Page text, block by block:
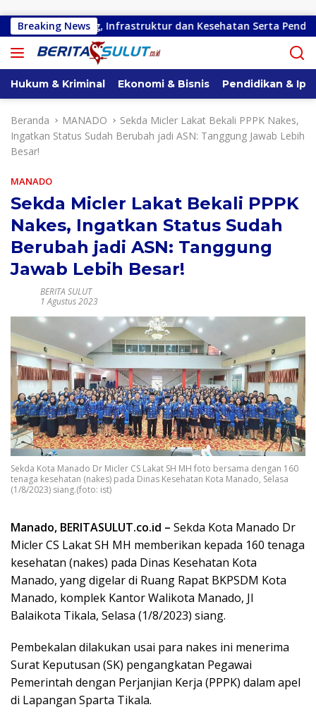
Breaking News
Bitung, Infrastruktur dan Kesehatan Serta Pendidikan
Hukum & Kriminal Ekonomi & Bisnis Pendidikan &
Beranda MANADO
Sekda Micler Lakat Bekali PPPK Nakes,
Ingatkan Status Sudah Berubah jadi ASN: Tanggung Jawab Lebih
Besar!
MANADO
Sekda Micler Lakat Bekali PPPK
Nakes, Ingatkan Status Sudah
Berubah jadi ASN: Tanggung
Jawab Lebih Besar!
BERITA SULUT
1 Agustus 2023
Sekda Kota Manado Dr Micler CS Lakat SH MH foto bersama dengan 160
tenaga kesehatan (nakes) pada Dinas Kesehatan Kota Manado, Selasa
(1/8/2023) siang.(foto: ist)
Manado, BERITASULUT.co.id – Sekda Kota Manado Dr
Micler CS Lakat SH MH memberikan kepada 160 tenaga
kesehatan (nakes) pada Dinas Kesehatan Kota
Manado, yang digelar di Ruang Rapat BKPSDM Kota
Manado, komplek Kantor Walikota Manado, Jl
Balaikota Tikala, Selasa (1/8/2023) siang.
Pembekalan dilakukan usai para nakes ini menerima
Surat Keputusan (SK) pengangkatan Pegawai
Pemerintah dengan Perjanjian Kerja (PPPK) dalam apel
di Lapangan Sparta Tikala.